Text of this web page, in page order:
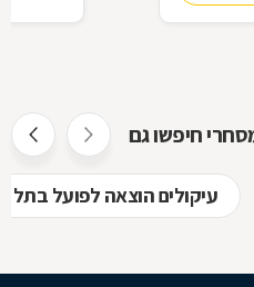
חיפשו גם
עיקולים הוצאה לפועל בתל